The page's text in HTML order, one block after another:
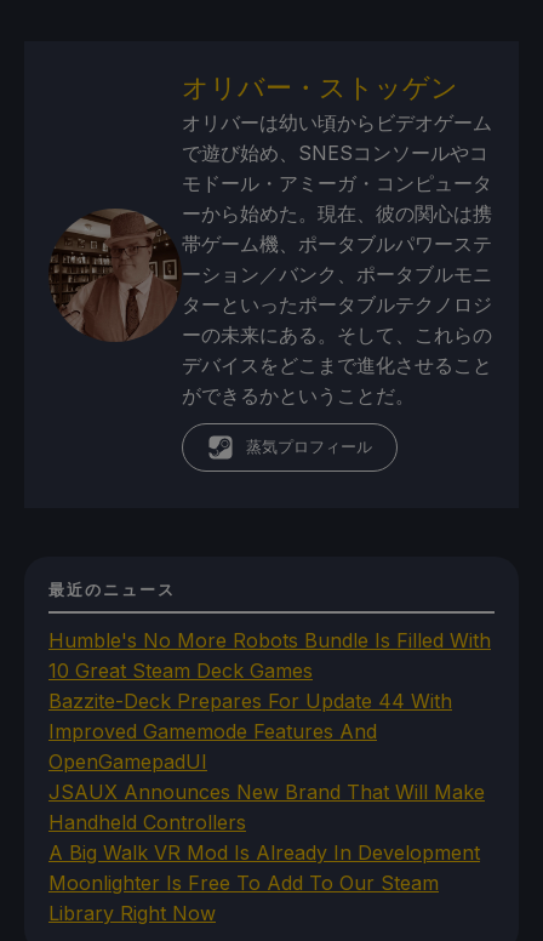
オリバー・ストッゲン
オリバーは幼い頃からビデオゲーム
で遊び始め、SNESコンソールやコ
モドール・アミーガ・コンピュータ
ーから始めた。現在、彼の関心は携
帯ゲーム機、ポータブルパワーステ
ーション／バンク、ポータブルモニ
ターといったポータブルテクノロジ
ーの未来にある。そして、これらの
デバイスをどこまで進化させること
ができるかということだ。
蒸気プロフィール
最近のニュース
Humble's No More Robots Bundle Is Filled With
10 Great Steam Deck Games
Bazzite-Deck Prepares For Update 44 With
Improved Gamemode Features And
OpenGamepadUI
JSAUX Announces New Brand That Will Make
Handheld Controllers
A Big Walk VR Mod Is Already In Development
Moonlighter Is Free To Add To Our Steam
Library Right Now